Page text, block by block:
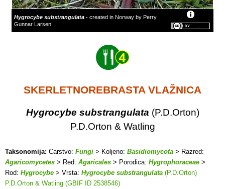
Hygrocybe substrangulata - created in Norway by Perry
Gunnar Larsen
SKERLETNOREBRASTA VLAŽNICA
Hygrocybe substrangulata (P.D.Orton)
P.D.Orton & Watling
Taksonomija: Carstvo: Fungi > Koljeno: Basidiomycota > Razred:
Agaricomycetes > Red: Agaricales > Porodica: Hygrophoraceae >
Rod: Hygrocybe > Vrsta: Hygrocybe substrangulata (P.D.Orton)
P.D.Orton & Watling (GBIF ID 2538546)